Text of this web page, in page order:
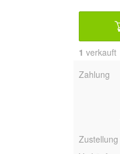
1 verkauft
Zahlung
Zustellung